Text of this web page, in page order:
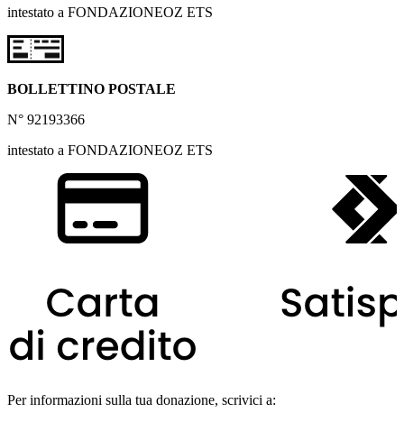
intestato a FONDAZIONEOZ ETS
BOLLETTINO POSTALE
N° 92193366
intestato a FONDAZIONEOZ ETS
Per informazioni sulla tua donazione, scrivici a: